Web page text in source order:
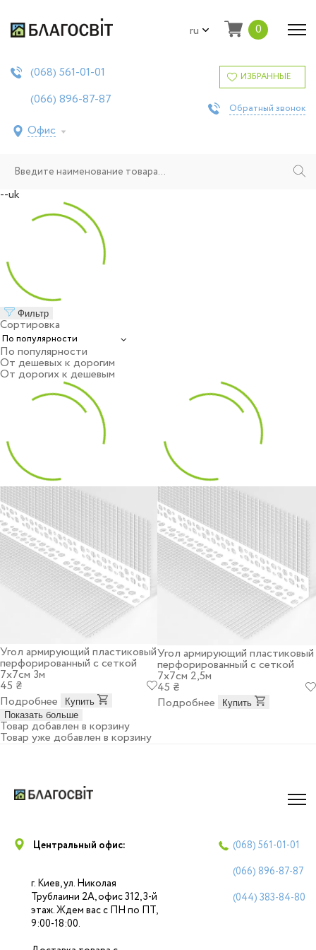
ru 0
(068) 561-01-01
(066) 896-87-87
Офис
ИЗБРАННЫЕ
Обратный звонок
--uk
Фильтр
Сортировка
По популярности
От дешевых к дорогим
От дорогих к дешевым
Угол армирующий пластиковый
перфорированный с сеткой
7х7см 3м
45 ₴
Подробнее
Купить
Угол армирующий пластиковый
перфорированный с сеткой
7х7см 2,5м
45 ₴
Подробнее
Купить
Показать больше
Товар добавлен в корзину
Товар уже добавлен в корзину
Центральный офис:
г. Киев, ул. Николая
Трублаини 2А, офис 312, 3-й
этаж. Ждем вас с ПН по ПТ,
9:00-18:00.
(068) 561-01-01
(066) 896-87-87
(044) 383-84-80